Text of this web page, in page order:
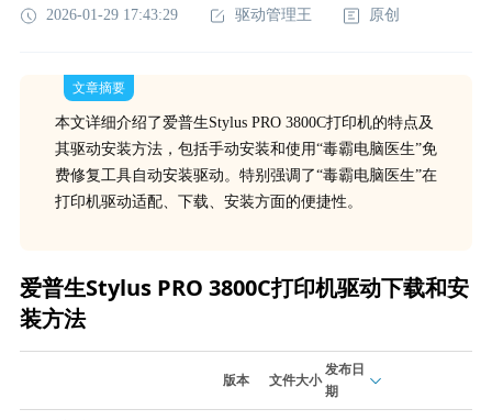
2026-01-29 17:43:29 驱动管理王 原创
文章摘要
本文详细介绍了爱普生Stylus PRO 3800C打印机的特点及
其驱动安装方法，包括手动安装和使用“毒霸电脑医生”免
费修复工具自动安装驱动。特别强调了“毒霸电脑医生”在
打印机驱动适配、下载、安装方面的便捷性。
爱普生Stylus PRO 3800C打印机驱动下载和安
装方法
版本 文件大小
发布日
期